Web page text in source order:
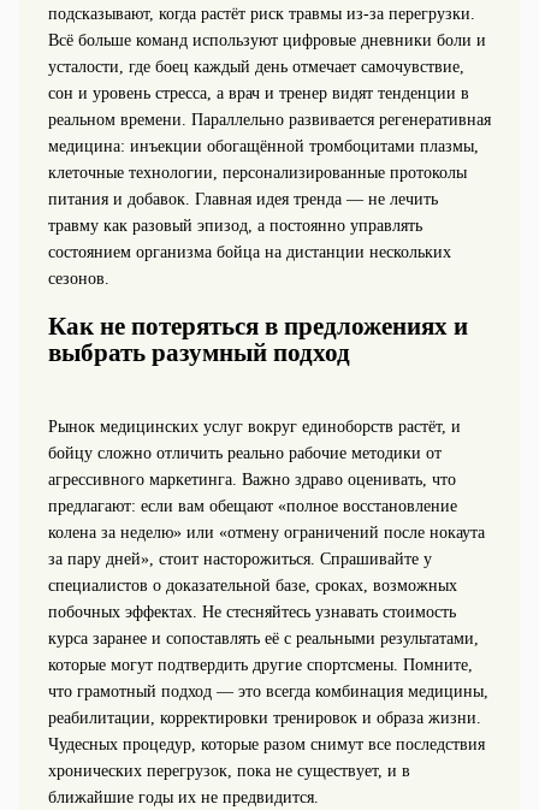
подсказывают, когда растёт риск травмы из‑за перегрузки.
Всё больше команд используют цифровые дневники боли и
усталости, где боец каждый день отмечает самочувствие,
сон и уровень стресса, а врач и тренер видят тенденции в
реальном времени. Параллельно развивается регенеративная
медицина: инъекции обогащённой тромбоцитами плазмы,
клеточные технологии, персонализированные протоколы
питания и добавок. Главная идея тренда — не лечить
травму как разовый эпизод, а постоянно управлять
состоянием организма бойца на дистанции нескольких
сезонов.
Как не потеряться в предложениях и
выбрать разумный подход
Рынок медицинских услуг вокруг единоборств растёт, и
бойцу сложно отличить реально рабочие методики от
агрессивного маркетинга. Важно здраво оценивать, что
предлагают: если вам обещают «полное восстановление
колена за неделю» или «отмену ограничений после нокаута
за пару дней», стоит насторожиться. Спрашивайте у
специалистов о доказательной базе, сроках, возможных
побочных эффектах. Не стесняйтесь узнавать стоимость
курса заранее и сопоставлять её с реальными результатами,
которые могут подтвердить другие спортсмены. Помните,
что грамотный подход — это всегда комбинация медицины,
реабилитации, корректировки тренировок и образа жизни.
Чудесных процедур, которые разом снимут все последствия
хронических перегрузок, пока не существует, и в
ближайшие годы их не предвидится.